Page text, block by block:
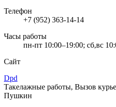
Телефон
+7 (952) 363-14-14
Часы работы
пн-пт 10:00–19:00; сб,вс
Сайт
Dpd
Такелажные работы, Вызов
Пушкин